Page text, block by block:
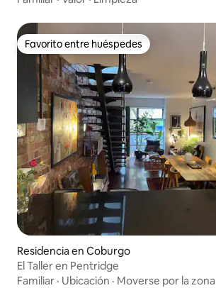
Favorito entre huéspedes
Favorito entre huéspedes
Residencia en Coburgo
El Taller en Pentridge
Familiar · Ubicación · Moverse por la zona